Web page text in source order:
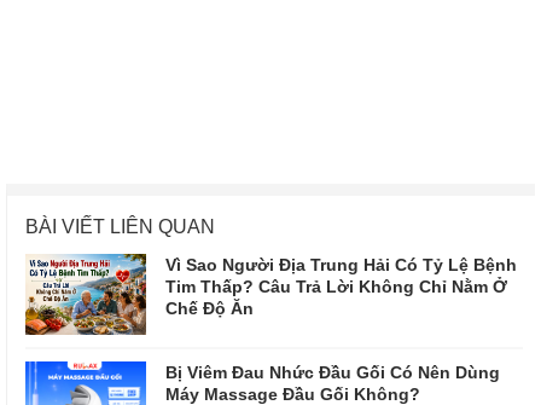
BÀI VIẾT LIÊN QUAN
Vì Sao Người Địa Trung Hải Có Tỷ Lệ Bệnh
Tim Thấp? Câu Trả Lời Không Chỉ Nằm Ở
Chế Độ Ăn
Bị Viêm Đau Nhức Đầu Gối Có Nên Dùng
Máy Massage Đầu Gối Không?